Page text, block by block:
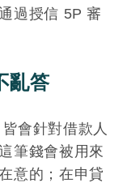
過授信 5P 審
亂答
會針對借款人
筆錢會被用來
意的；在申貸